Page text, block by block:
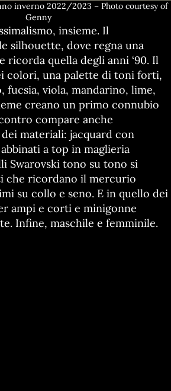
inverno 2022/2023 – Photo courtesy of
Genny
insieme. Il
silhouette, dove regna una
ricorda quella degli anni ‘90. Il
colori, una palette di toni forti,
fucsia, viola, mandarino, lime,
creano un primo connubio
compare anche
materiali: jacquard con
a top in maglieria
Swarovski tono su tono si
che ricordano il mercurio
su collo e seno. E in quello dei
ampi e corti e minigonne
Infine, maschile e femminile.